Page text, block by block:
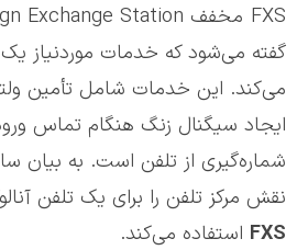
گفته می‌شود که خدمات موردنیاز یک
می‌کند. این خدمات شامل تأمین
ایجاد سیگنال زنگ هنگام تماس
شماره‌گیری از تلفن است. به بیان
نقش مرکز تلفن را برای یک تلفن
FXS استفاده می‌کند.